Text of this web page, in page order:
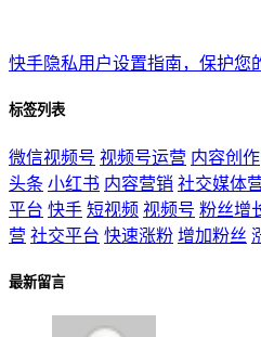
快手隐私用户设置指南，保护您
标签列表
微信视频号 视频号运营 内容创作
头条 小红书 内容营销 社交媒体
平台 快手 短视频 视频号 粉丝增
营 社交平台 快速涨粉 增加粉丝
最新留言